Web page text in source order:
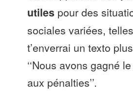
utiles pour des
sociales variées, telles
t’enverrai un texto plus
‘‘Nous avons gagné
aux pénalties’’.